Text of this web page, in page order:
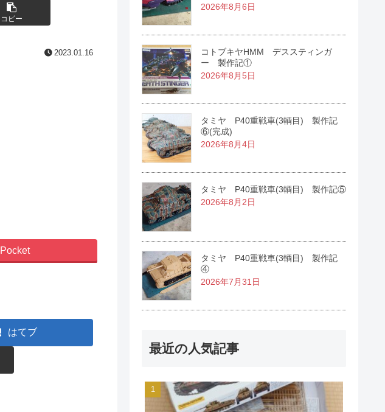
コピー
2023.01.16
Pocket
はてブ
2026年8月6日
コトブキヤHMM デススティンガ
ー 製作記①
2026年8月5日
タミヤ P40重戦車(3輌目) 製作記
⑥(完成)
2026年8月4日
タミヤ P40重戦車(3輌目) 製作記⑤
2026年8月2日
タミヤ P40重戦車(3輌目) 製作記
④
2026年7月31日
最近の人気記事